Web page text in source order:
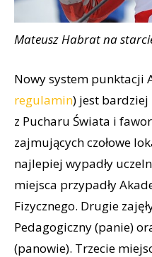
Mateusz Habrat na
Nowy system punktacji
regulamin) jest bardziej
z Pucharu Świata i
zajmujących czołowe
najlepiej wypadły
miejsca przypadły
Fizycznego. Drugie
Pedagogiczny (panie)
(panowie). Trzecie